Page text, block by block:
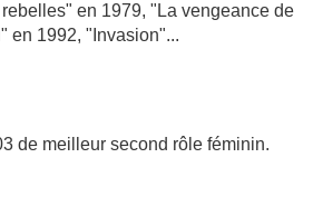
en 1979, "La vengeance de
en 1992, "Invasion"...
de meilleur second rôle féminin.